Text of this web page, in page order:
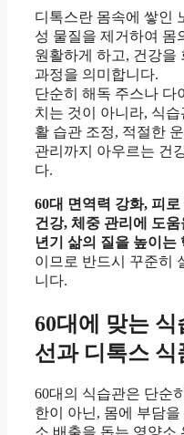
디톡스란 몸속에 쌓인
성 물질을 제거하여 몸
원활하게 하고, 건강을
과정을 의미합니다.
단순히 해독 주스나 다
치는 것이 아니라, 식습
활 습관 조정, 적절한
관리까지 아우르는 건
다.
60대 면역력 강화, 피
건강, 체중 관리에 도움
년기 삶의 질을 높이는
이므로 반드시 꾸준히
니다.
60대에 맞는 식
선과 디톡스 식
60대의 식습관은 단순
한이 아닌, 몸에 부담을